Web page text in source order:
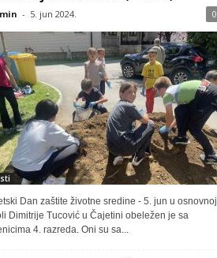
- 5. jun 2024. 0
Dan zaštite životne sredine - 5. jun u osnovnoj
Dimitrije Tucović u Čajetini obeležen je sa
4. razreda. Oni su sa...